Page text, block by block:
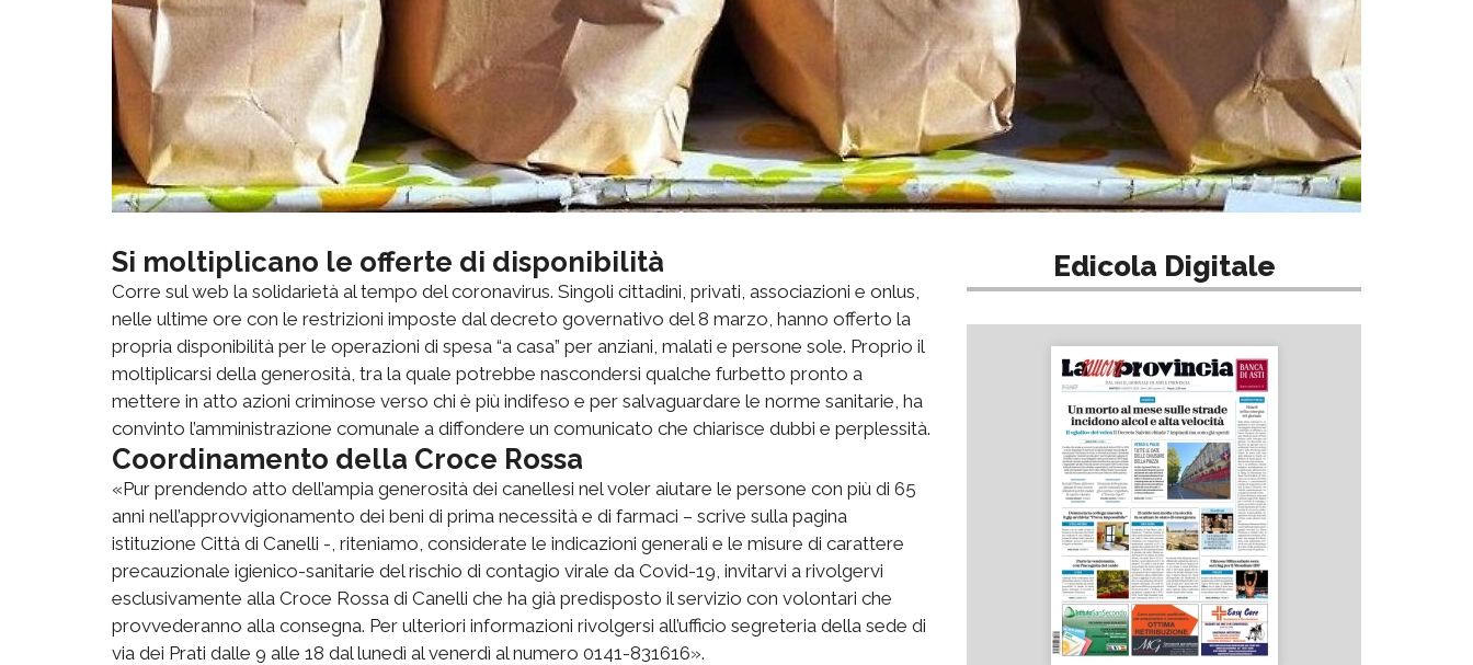
Si moltiplicano le offerte di disponibilità
Corre sul web la solidarietà al tempo del coronavirus. Singoli cittadini, privati, associazioni e onlus,
nelle ultime ore con le restrizioni imposte dal decreto governativo del 8 marzo, hanno offerto la
propria disponibilità per le operazioni di spesa “a casa” per anziani, malati e persone sole. Proprio il
moltiplicarsi della generosità, tra la quale potrebbe nascondersi qualche furbetto pronto a
mettere in atto azioni criminose verso chi è più indifeso e per salvaguardare le norme sanitarie, ha
convinto l’amministrazione comunale a diffondere un comunicato che chiarisce dubbi e perplessità.
Coordinamento della Croce Rossa
«Pur prendendo atto dell’ampia generosità dei canellesi nel voler aiutare le persone con più di 65
anni nell’approvvigionamento dei beni di prima necessità e di farmaci – scrive sulla pagina
istituzione Città di Canelli -, riteniamo, considerate le indicazioni generali e le misure di carattere
precauzionale igienico-sanitarie del rischio di contagio virale da Covid-19, invitarvi a rivolgervi
esclusivamente alla Croce Rossa di Canelli che ha già predisposto il servizio con volontari che
provvederanno alla consegna. Per ulteriori informazioni rivolgersi all’ufficio segreteria della sede di
via dei Prati dalle 9 alle 18 dal lunedì al venerdì al numero 0141-831616».
Edicola Digitale